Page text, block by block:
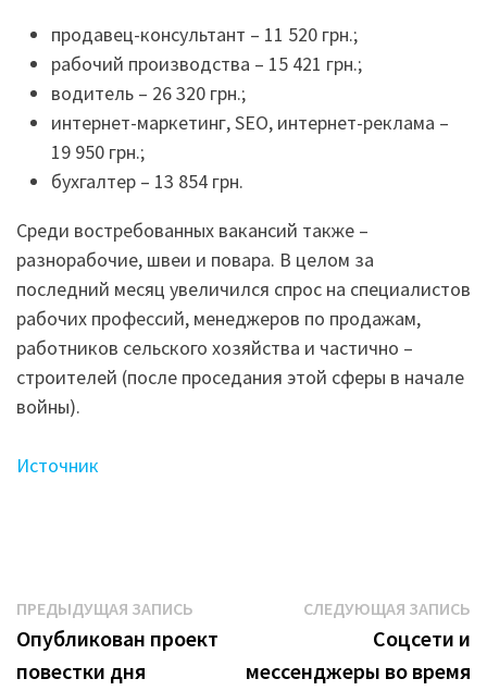
продавец-консультант – 11 520 грн.;
рабочий производства – 15 421 грн.;
водитель – 26 320 грн.;
интернет-маркетинг, SEO, интернет-реклама –
19 950 грн.;
бухгалтер – 13 854 грн.
Среди востребованных вакансий также –
разнорабочие, швеи и повара. В целом за
последний месяц увеличился спрос на специалистов
рабочих профессий, менеджеров по продажам,
работников сельского хозяйства и частично –
строителей (после проседания этой сферы в начале
войны).
Источник
Навигация
по
ПРЕДЫДУЩАЯ ЗАПИСЬ
запись:
Опубликован проект
повестки дня
СЛЕДУЮЩАЯ ЗАПИСЬ
Соцсети и
мессенджеры во время